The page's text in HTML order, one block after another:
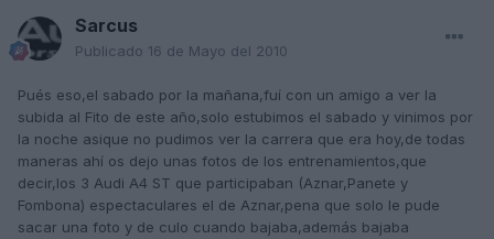
Sarcus
Publicado 16 de Mayo del 2010
Pués eso,el sabado por la mañana,fuí con un amigo a ver la
subida al Fito de este año,solo estubimos el sabado y vinimos por
la noche asique no pudimos ver la carrera que era hoy,de todas
maneras ahí os dejo unas fotos de los entrenamientos,que
decir,los 3 Audi A4 ST que participaban (Aznar,Panete y
Fombona) espectaculares el de Aznar,pena que solo le pude
sacar una foto y de culo cuando bajaba,además bajaba